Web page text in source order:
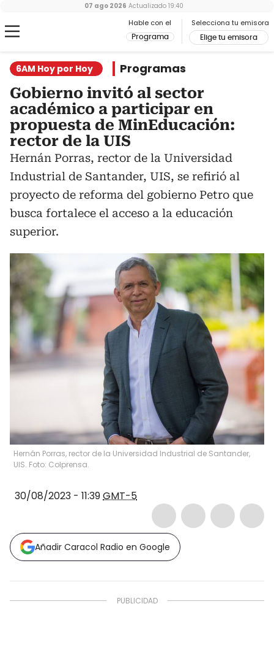
Hable con el
Programa
Selecciona tu emisora
Elige tu emisora
07 ago 2026 Actualizado 19:40
6AM Hoy por Hoy Programas
Gobierno invitó al sector
académico a participar en
propuesta de MinEducación:
rector de la UIS
Hernán Porras, rector de la Universidad
Industrial de Santander, UIS, se refirió al
proyecto de reforma del gobierno Petro que
busca fortalece el acceso a la educación
superior.
Hernán Porras, rector de la Universidad Industrial de Santander,
UIS. Foto: Colprensa.
30/08/2023 - 11:39GMT-5
Añadir Caracol Radio en Google